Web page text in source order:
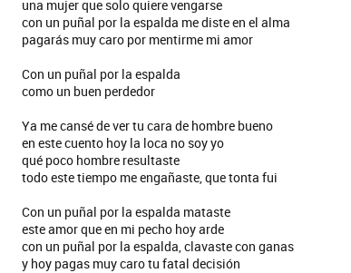
una mujer que solo quiere vengarse
con un puñal por la espalda me diste en el alma
pagarás muy caro por mentirme mi amor
Con un puñal por la espalda
como un buen perdedor
Ya me cansé de ver tu cara de hombre bueno
en este cuento hoy la loca no soy yo
qué poco hombre resultaste
todo este tiempo me engañaste, que tonta fui
Con un puñal por la espalda mataste
este amor que en mi pecho hoy arde
con un puñal por la espalda, clavaste con ganas
y hoy pagas muy caro tu fatal decisión